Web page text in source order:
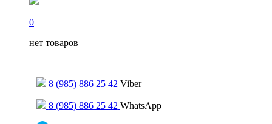
0
нет товаров
8 (985) 886 25 42 Viber
8 (985) 886 25 42 WhatsApp